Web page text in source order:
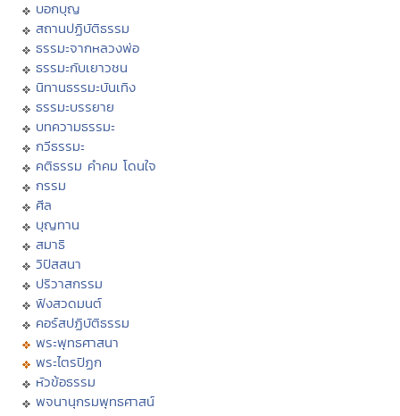
บอกบุญ
สถานปฏิบัติธรรม
ธรรมะจากหลวงพ่อ
ธรรมะกับเยาวชน
นิทานธรรมะบันเทิง
ธรรมะบรรยาย
บทความธรรมะ
กวีธรรมะ
คติธรรม คำคม โดนใจ
กรรม
ศีล
บุญทาน
สมาธิ
วิปัสสนา
ปริวาสกรรม
ฟังสวดมนต์
คอร์สปฏิบัติธรรม
พระพุทธศาสนา
พระไตรปิฏก
หัวข้อธรรม
พจนานุกรมพุทธศาสน์